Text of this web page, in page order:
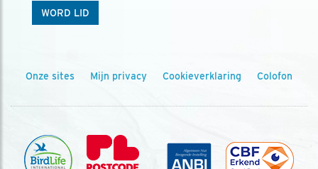
WORD LID
Onze sites Mijn privacy Cookieverklaring Colofon